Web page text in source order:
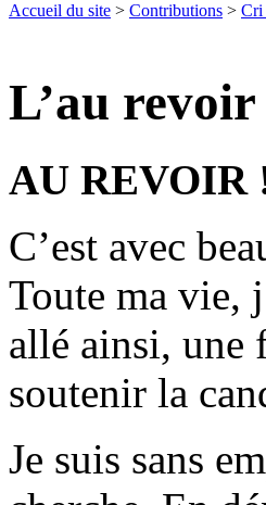
Accueil du site > Contributions > Cri
L’au
AU REVOIR
C’est avec
Toute ma vie,
allé ainsi, une
soutenir la
Je suis sans